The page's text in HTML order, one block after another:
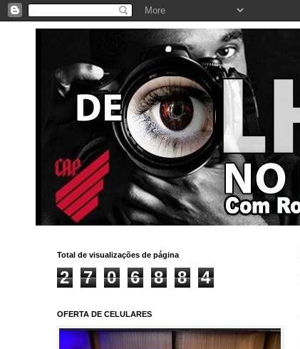
Total de visualizações de página
2 7 0 6 8 8 4
OFERTA DE CELULARES